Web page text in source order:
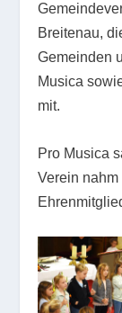
Breitenau,
Gemeinden
Musica
mit.
Pro Musica
Verein